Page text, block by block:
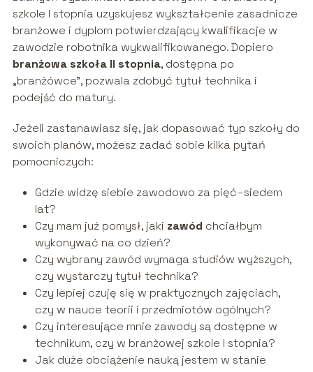
szkole I stopnia uzyskujesz wykształcenie zasadnicze
branżowe i dyplom potwierdzający kwalifikacje w
zawodzie robotnika wykwalifikowanego. Dopiero
branżowa szkoła II stopnia, dostępna po
„branżówce”, pozwala zdobyć tytuł technika i
podejść do matury.
Jeżeli zastanawiasz się, jak dopasować typ szkoły do
swoich planów, możesz zadać sobie kilka pytań
pomocniczych:
Gdzie widzę siebie zawodowo za pięć–siedem
lat?
Czy mam już pomysł, jaki zawód chciałbym
wykonywać na co dzień?
Czy wybrany zawód wymaga studiów wyższych,
czy wystarczy tytuł technika?
Czy lepiej czuję się w praktycznych zajęciach,
czy w nauce teorii i przedmiotów ogólnych?
Czy interesujące mnie zawody są dostępne w
technikum, czy w branżowej szkole I stopnia?
Jak duże obciążenie nauką jestem w stanie